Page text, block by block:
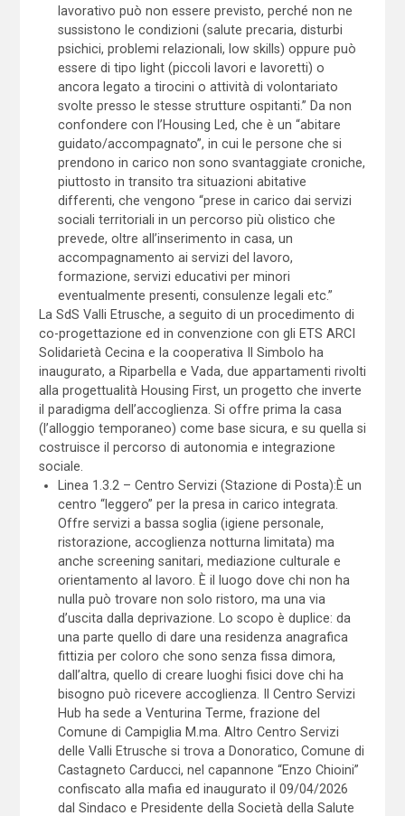
lavorativo può non essere previsto, perché non ne
sussistono le condizioni (salute precaria, disturbi
psichici, problemi relazionali, low skills) oppure può
essere di tipo light (piccoli lavori e lavoretti) o
ancora legato a tirocini o attività di volontariato
svolte presso le stesse strutture ospitanti.” Da non
confondere con l’Housing Led, che è un “abitare
guidato/accompagnato”, in cui le persone che si
prendono in carico non sono svantaggiate croniche,
piuttosto in transito tra situazioni abitative
differenti, che vengono “prese in carico dai servizi
sociali territoriali in un percorso più olistico che
prevede, oltre all’inserimento in casa, un
accompagnamento ai servizi del lavoro,
formazione, servizi educativi per minori
eventualmente presenti, consulenze legali etc.”
La SdS Valli Etrusche, a seguito di un procedimento di
co-progettazione ed in convenzione con gli ETS ARCI
Solidarietà Cecina e la cooperativa Il Simbolo ha
inaugurato, a Riparbella e Vada, due appartamenti rivolti
alla progettualità Housing First, un progetto che inverte
il paradigma dell’accoglienza. Si offre prima la casa
(l’alloggio temporaneo) come base sicura, e su quella si
costruisce il percorso di autonomia e integrazione
sociale.
Linea 1.3.2 – Centro Servizi (Stazione di Posta):È un
centro “leggero” per la presa in carico integrata.
Offre servizi a bassa soglia (igiene personale,
ristorazione, accoglienza notturna limitata) ma
anche screening sanitari, mediazione culturale e
orientamento al lavoro. È il luogo dove chi non ha
nulla può trovare non solo ristoro, ma una via
d’uscita dalla deprivazione. Lo scopo è duplice: da
una parte quello di dare una residenza anagrafica
fittizia per coloro che sono senza fissa dimora,
dall’altra, quello di creare luoghi fisici dove chi ha
bisogno può ricevere accoglienza. Il Centro Servizi
Hub ha sede a Venturina Terme, frazione del
Comune di Campiglia M.ma. Altro Centro Servizi
delle Valli Etrusche si trova a Donoratico, Comune di
Castagneto Carducci, nel capannone “Enzo Chioini”
confiscato alla mafia ed inaugurato il 09/04/2026
dal Sindaco e Presidente della Società della Salute